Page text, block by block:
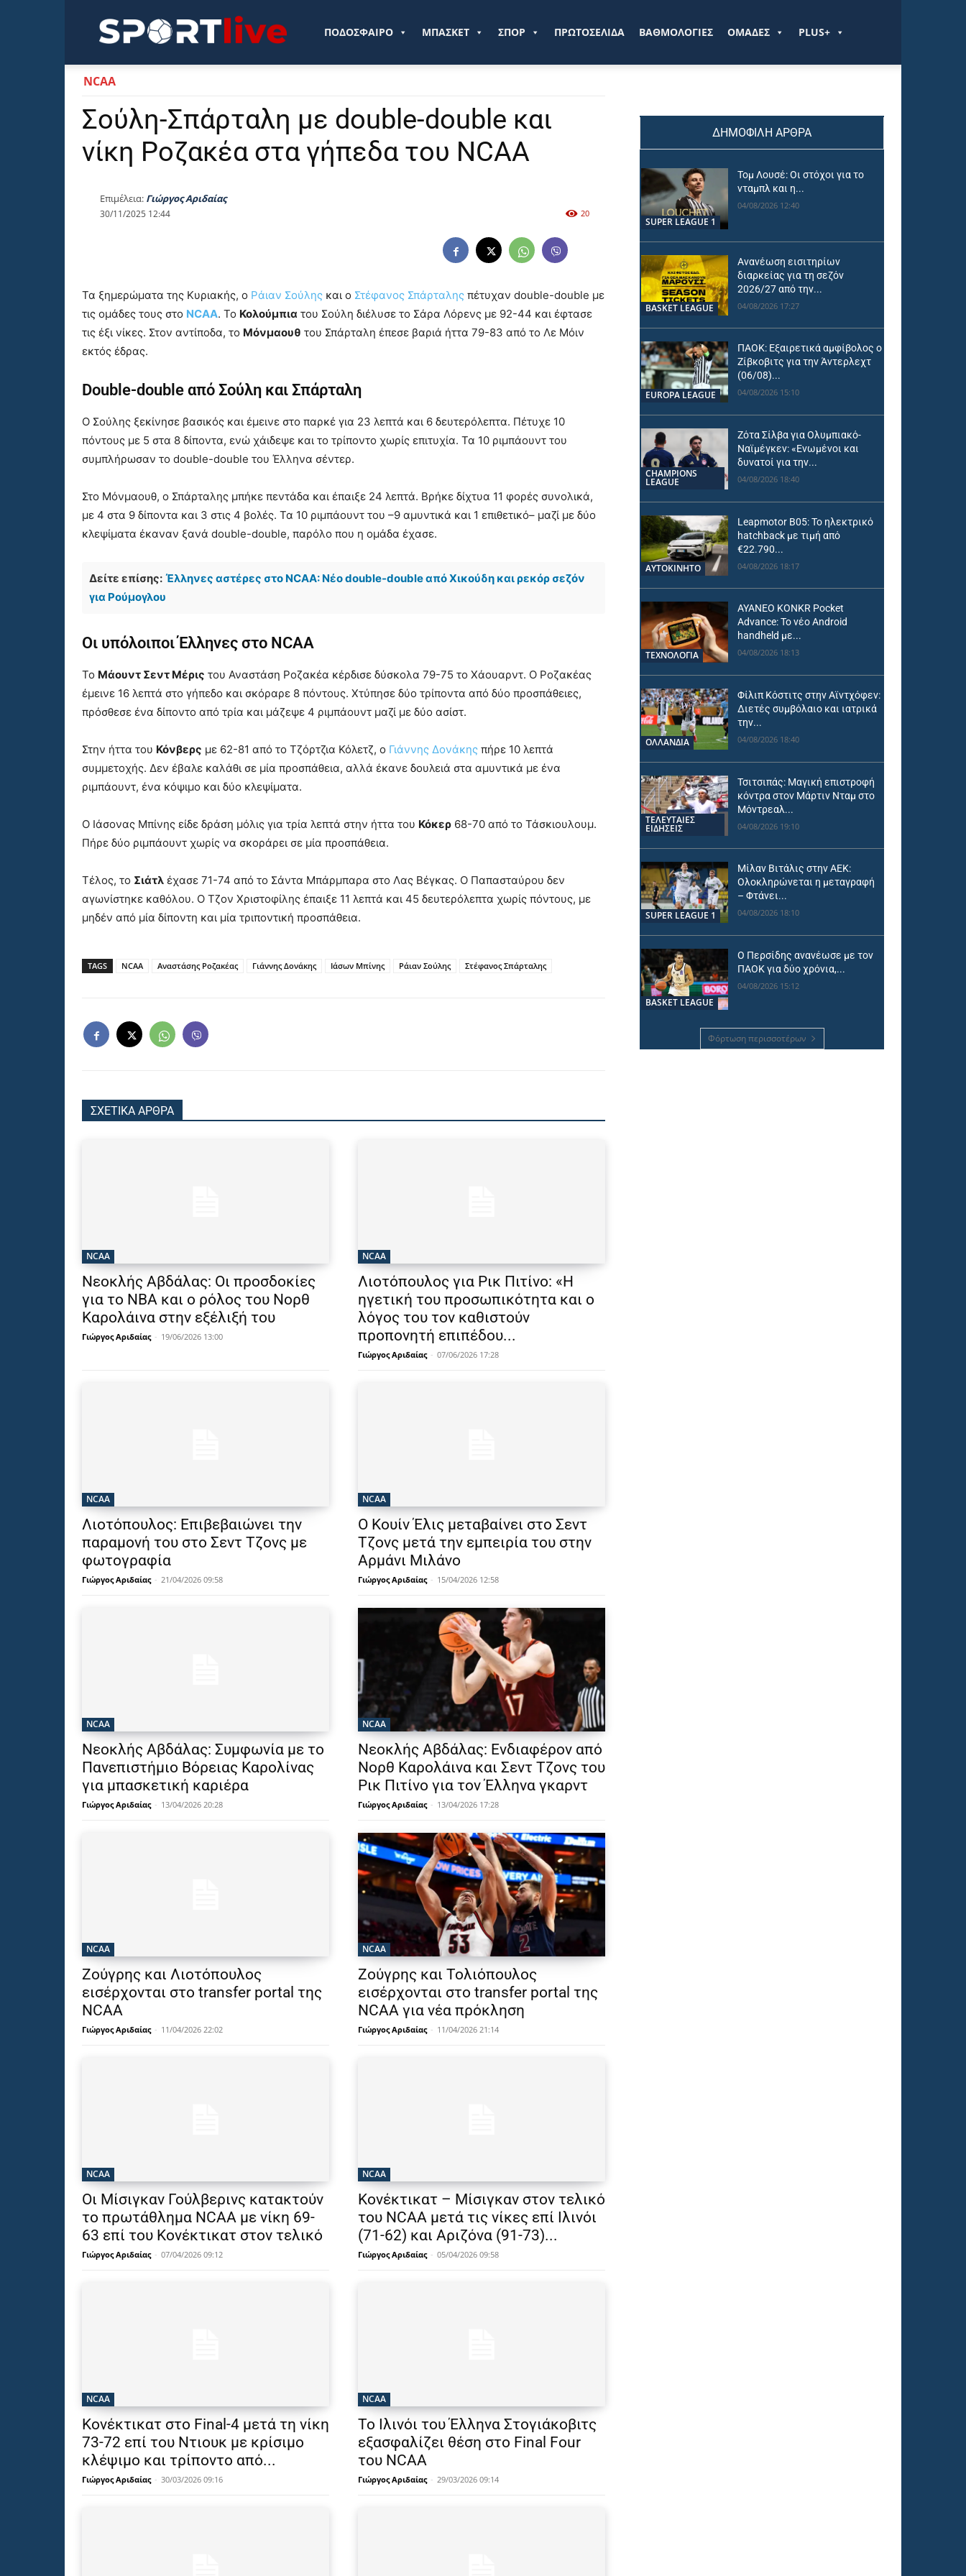
Sportlive.grΠΟΔΟΣΦΑΙΡΟ ΜΠΑΣΚΕΤ ΣΠΟΡ ΠΡΩΤΟΣΕΛΙΔΑ ΒΑΘΜΟΛΟΓΙΕΣ ΟΜΑΔΕΣ PLUS+
NCAA
Σούλη-Σπάρταλη με double-double και
νίκη Ροζακέα στα γήπεδα του NCAA
Επιμέλεια: Γιώργος Αριδαίας
30/11/2025 12:44 20
Τα ξημερώματα της Κυριακής, ο Ράιαν Σούλης και ο Στέφανος Σπάρταλης πέτυχαν double-double με
τις ομάδες τους στο NCAA. Το Κολούμπια του Σούλη διέλυσε το Σάρα Λόρενς με 92-44 και έφτασε
τις έξι νίκες. Στον αντίποδα, το Μόνμαουθ του Σπάρταλη έπεσε βαριά ήττα 79-83 από το Λε Μόιν
εκτός έδρας.
Double-double από Σούλη και Σπάρταλη
Ο Σούλης ξεκίνησε βασικός και έμεινε στο παρκέ για 23 λεπτά και 6 δευτερόλεπτα. Πέτυχε 10
πόντους με 5 στα 8 δίποντα, ενώ χάιδεψε και το τρίποντο χωρίς επιτυχία. Τα 10 ριμπάουντ του
συμπλήρωσαν το double-double του Έλληνα σέντερ.
Στο Μόνμαουθ, ο Σπάρταλης μπήκε πεντάδα και έπαιξε 24 λεπτά. Βρήκε δίχτυα 11 φορές συνολικά,
με 4 στα 9 δίποντα και 3 στις 4 βολές. Τα 10 ριμπάουντ του –9 αμυντικά και 1 επιθετικό– μαζί με δύο
κλεψίματα έκαναν ξανά double-double, παρόλο που η ομάδα έχασε.
Δείτε επίσης: Έλληνες αστέρες στο NCAA: Νέο double-double από Χικούδη και ρεκόρ σεζόν
για Ρούμογλου
Οι υπόλοιποι Έλληνες στο NCAA
Το Μάουντ Σεντ Μέρις του Αναστάση Ροζακέα κέρδισε δύσκολα 79-75 το Χάουαρντ. Ο Ροζακέας
έμεινε 16 λεπτά στο γήπεδο και σκόραρε 8 πόντους. Χτύπησε δύο τρίποντα από δύο προσπάθειες,
πρόσθεσε ένα δίποντο από τρία και μάζεψε 4 ριμπάουντ μαζί με δύο ασίστ.
Στην ήττα του Κόνβερς με 62-81 από το Τζόρτζια Κόλετζ, ο Γιάννης Δονάκης πήρε 10 λεπτά
συμμετοχής. Δεν έβαλε καλάθι σε μία προσπάθεια, αλλά έκανε δουλειά στα αμυντικά με ένα
ριμπάουντ, ένα κόψιμο και δύο κλεψίματα.
Ο Ιάσονας Μπίνης είδε δράση μόλις για τρία λεπτά στην ήττα του Κόκερ 68-70 από το Τάσκιουλουμ.
Πήρε δύο ριμπάουντ χωρίς να σκοράρει σε μία προσπάθεια.
Τέλος, το Σιάτλ έχασε 71-74 από το Σάντα Μπάρμπαρα στο Λας Βέγκας. Ο Παπασταύρου δεν
αγωνίστηκε καθόλου. Ο Τζον Χριστοφίλης έπαιξε 11 λεπτά και 45 δευτερόλεπτα χωρίς πόντους, με
μηδέν από μία δίποντη και μία τριποντική προσπάθεια.
TAGS NCAA Αναστάσης Ροζακέας Γιάννης Δονάκης Ιάσων Μπίνης Ράιαν Σούλης Στέφανος Σπάρταλης
ΣΧΕΤΙΚΑ ΑΡΘΡΑ
NCAA
Νεοκλής Αβδάλας: Οι προσδοκίες
για το NBA και ο ρόλος του Νορθ
Καρολάινα στην εξέλιξή του
Γιώργος Αριδαίας - 19/06/2026 13:00
NCAA
Λιοτόπουλος για Ρικ Πιτίνο: «Η
ηγετική του προσωπικότητα και ο
λόγος του τον καθιστούν
προπονητή επιπέδου...
Γιώργος Αριδαίας - 07/06/2026 17:28
NCAA
Λιοτόπουλος: Επιβεβαιώνει την
παραμονή του στο Σεντ Τζονς με
φωτογραφία
Γιώργος Αριδαίας - 21/04/2026 09:58
NCAA
Ο Κουίν Έλις μεταβαίνει στο Σεντ
Τζονς μετά την εμπειρία του στην
Αρμάνι Μιλάνο
Γιώργος Αριδαίας - 15/04/2026 12:58
NCAA
Νεοκλής Αβδάλας: Συμφωνία με το
Πανεπιστήμιο Βόρειας Καρολίνας
για μπασκετική καριέρα
Γιώργος Αριδαίας - 13/04/2026 20:28
NCAA
Νεοκλής Αβδάλας: Ενδιαφέρον από
Νορθ Καρολάινα και Σεντ Τζονς του
Ρικ Πιτίνο για τον Έλληνα γκαρντ
Γιώργος Αριδαίας - 13/04/2026 17:28
NCAA
Ζούγρης και Λιοτόπουλος
εισέρχονται στο transfer portal της
NCAA
Γιώργος Αριδαίας - 11/04/2026 22:02
NCAA
Ζούγρης και Τολιόπουλος
εισέρχονται στο transfer portal της
NCAA για νέα πρόκληση
Γιώργος Αριδαίας - 11/04/2026 21:14
NCAA
Οι Μίσιγκαν Γούλβερινς κατακτούν
το πρωτάθλημα NCAA με νίκη 69-
63 επί του Κονέκτικατ στον τελικό
Γιώργος Αριδαίας - 07/04/2026 09:12
NCAA
Κονέκτικατ – Μίσιγκαν στον τελικό
του NCAA μετά τις νίκες επί Ιλινόι
(71-62) και Αριζόνα (91-73)...
Γιώργος Αριδαίας - 05/04/2026 09:58
NCAA
Κονέκτικατ στο Final-4 μετά τη νίκη
73-72 επί του Ντιουκ με κρίσιμο
κλέψιμο και τρίποντο από...
Γιώργος Αριδαίας - 30/03/2026 09:16
NCAA
Το Ιλινόι του Έλληνα Στογιάκοβιτς
εξασφαλίζει θέση στο Final Four
του NCAA
Γιώργος Αριδαίας - 29/03/2026 09:14
ΔΗΜΟΦΙΛΗ ΑΡΘΡΑ
SUPER LEAGUE 1
Τομ Λουσέ: Οι στόχοι για το
νταμπλ και η...
04/08/2026 12:40
BASKET LEAGUE
Ανανέωση εισιτηρίων
διαρκείας για τη σεζόν
2026/27 από την...
04/08/2026 17:27
EUROPA LEAGUE
ΠΑΟΚ: Εξαιρετικά αμφίβολος ο
Ζίβκοβιτς για την Άντερλεχτ
(06/08)...
04/08/2026 15:10
CHAMPIONS
LEAGUE
Ζότα Σίλβα για Ολυμπιακό-
Ναϊμέγκεν: «Ενωμένοι και
δυνατοί για την...
04/08/2026 18:40
ΑΥΤΟΚΙΝΗΤΟ
Leapmotor B05: Το ηλεκτρικό
hatchback με τιμή από
€22.790...
04/08/2026 18:17
ΤΕΧΝΟΛΟΓΙΑ
AYANEO KONKR Pocket
Advance: Το νέο Android
handheld με...
04/08/2026 18:13
OΛΛΑΝΔΊΑ
Φίλιπ Κόστιτς στην Αϊντχόφεν:
Διετές συμβόλαιο και ιατρικά
την...
04/08/2026 18:40
ΤΕΛΕΥΤΑΙΕΣ
ΕΙΔΗΣΕΙΣ
Τσιτσιπάς: Μαγική επιστροφή
κόντρα στον Μάρτιν Νταμ στο
Μόντρεαλ...
04/08/2026 19:10
SUPER LEAGUE 1
Μίλαν Βιτάλις στην ΑΕΚ:
Ολοκληρώνεται η μεταγραφή
– Φτάνει...
04/08/2026 18:10
BASKET LEAGUE
Ο Περσίδης ανανέωσε με τον
ΠΑΟΚ για δύο χρόνια,...
04/08/2026 15:12
Φόρτωση περισσοτέρων